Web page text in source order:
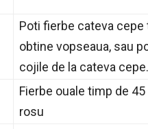
Poti fierbe cateva
obtine vopseaua, sau
cojile de la cateva cepe.
Fierbe ouale timp de
rosu